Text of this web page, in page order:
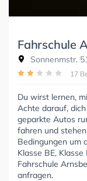
Fahrschule
Sonnenmstr.
17
Du wirst lernen,
Achte darauf,
geparkte Autos
fahren und
Bedingungen um
Klasse BE,
Fahrschule
anfragen.